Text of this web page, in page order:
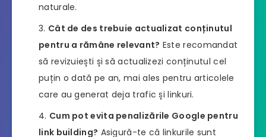
naturale.
Cât de des trebuie actualizat conținutul
pentru a rămâne relevant? Este recomandat
să revizuiești și să actualizezi conținutul cel
puțin o dată pe an, mai ales pentru articolele
care au generat deja trafic și linkuri.
Cum pot evita penalizările Google pentru
link building? Asigură-te că linkurile sunt